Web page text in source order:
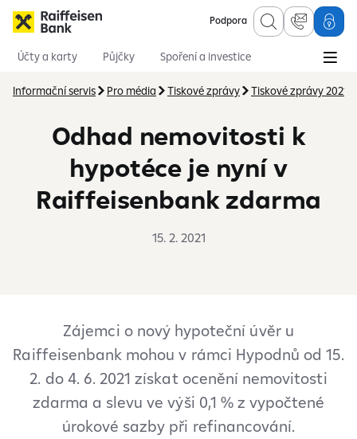
Podpora
Účty a karty Půjčky
Spoření a investice
Informační servis
Pro média Tiskové zprávy Tiskové zprávy 2021
Odhad nemovitosti k
hypotéce je nyní v
Raiffeisenbank zdarma
15. 2. 2021
Zájemci o nový hypoteční úvěr u
Raiffeisenbank mohou v rámci Hypodnů od 15.
2. do 4. 6. 2021 získat ocenění nemovitosti
zdarma a slevu ve výši 0,1 % z vypočtené
úrokové sazby při refinancování.